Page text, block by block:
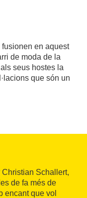
en aquest
de moda de la
seus hostes la
que són un
Christian Schallert,
de fa més de
encant que vol